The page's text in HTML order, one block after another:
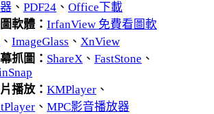
、 PDF24 、 Office下載
軟體： IrfanView 免費看圖軟
、 ImageGlass 、 XnView
抓圖： ShareX 、 FastStone 、
播放： KMPlayer 、
、 MPC影音播放器